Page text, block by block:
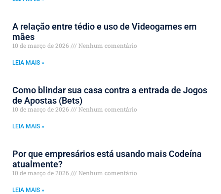
A relação entre tédio e uso de Videogames em
mães
10 de março de 2026 Nenhum comentário
LEIA MAIS »
Como blindar sua casa contra a entrada de Jogos
de Apostas (Bets)
10 de março de 2026 Nenhum comentário
LEIA MAIS »
Por que empresários está usando mais Codeína
atualmente?
10 de março de 2026 Nenhum comentário
LEIA MAIS »